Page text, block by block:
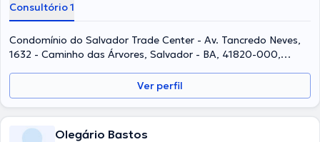
Consultório 1
Condomínio do Salvador Trade Center - Av. Tancredo Neves,
1632 - Caminho das Árvores, Salvador - BA, 41820-000,
Ver perfil
Olegário Bastos